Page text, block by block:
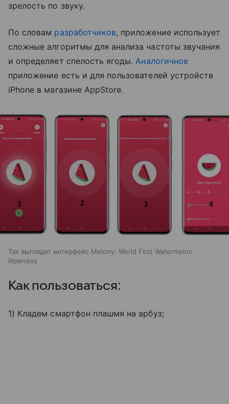
зрелость по звуку.
По словам разработчиков, приложение использует
сложные алгоритмы для анализа частоты звучания
и определяет спелость ягоды.Аналогичное
приложение есть и для пользователей устройств
iPhone в магазине AppStore.
Так выглядит интерфейс Melony: World First Watermelon
Ripeness
Как пользоваться:
1) Кладем смартфон плашмя на арбуз;